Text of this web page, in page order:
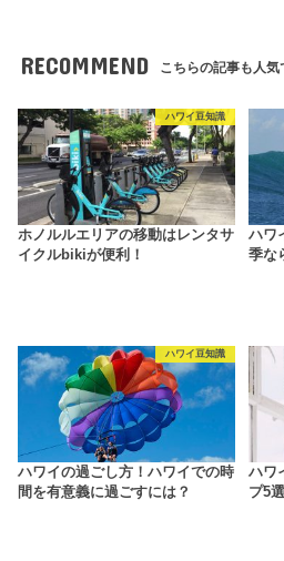
RECOMMEND こちらの記事も人気
ハワイ豆知識
ホノルルエリアの移動はレンタサ
イクルbikiが便利！
ハワ
季な
ハワイ豆知識
ハワイの過ごし方！ハワイでの時
間を有意義に過ごすには？
ハワ
プ5選